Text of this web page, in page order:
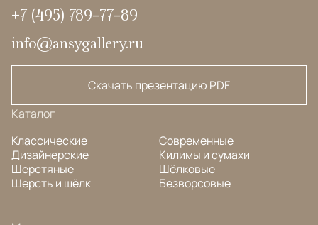
+7 (495) 789-77-89
info@ansygallery.ru
Скачать презентацию PDF
Каталог
Классические
Дизайнерские
Шерстяные
Шерсть и шёлк
Современные
Килимы и сумахи
Шёлковые
Безворсовые